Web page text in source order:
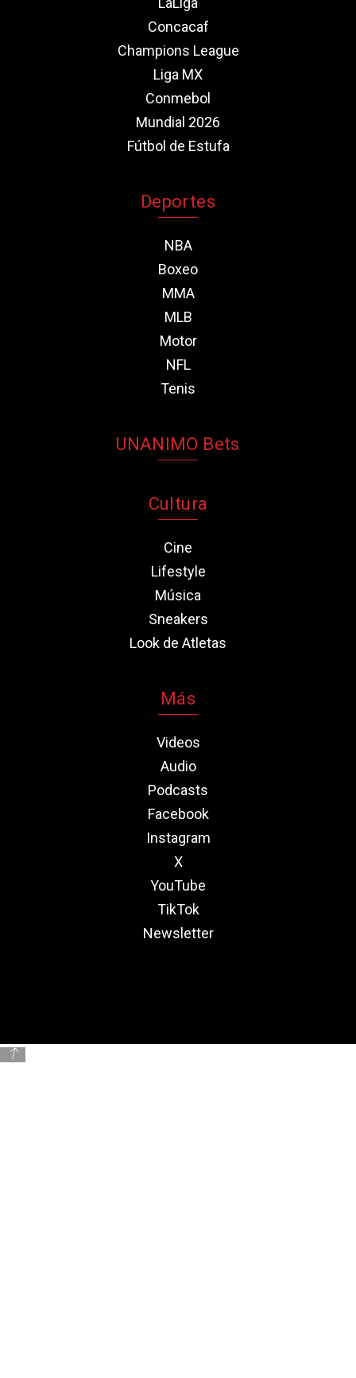
Concacaf
Champions League
Liga MX
Conmebol
Mundial 2026
Fútbol de Estufa
Deportes
NBA
Boxeo
MMA
MLB
Motor
NFL
Tenis
UNANIMO Bets
Cultura
Cine
Lifestyle
Música
Sneakers
Look de Atletas
Más
Videos
Audio
Podcasts
Facebook
Instagram
X
YouTube
TikTok
Newsletter